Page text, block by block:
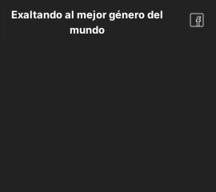
Exaltando al mejor género del
mundo